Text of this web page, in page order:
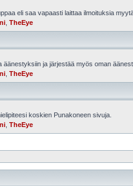
eli saa vapaasti laittaa ilmoituksia
TheEye
äänestyksiin ja järjestää myös oman
TheEye
koskien Punakoneen sivuja.
TheEye